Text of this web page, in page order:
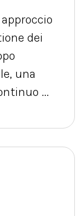
dei
una
...